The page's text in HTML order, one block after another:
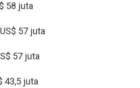
58 juta
57 juta
57 juta
43,5 juta